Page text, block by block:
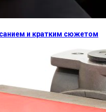
и кратким сюжетом